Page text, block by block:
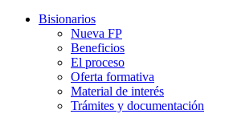
Bisionarios
Nueva FP
Beneficios
El proceso
Oferta formativa
Material de interés
Trámites y documentación